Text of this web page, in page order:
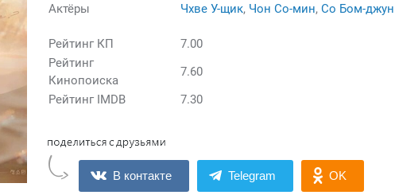
Актёры
Чхве У-щик, Чон Со-мин,Со Бом-джун
Рейтинг КП
7.00
Рейтинг
Кинопоиска
7.60
Рейтинг IMDB
7.30
В контакте Telegram OK